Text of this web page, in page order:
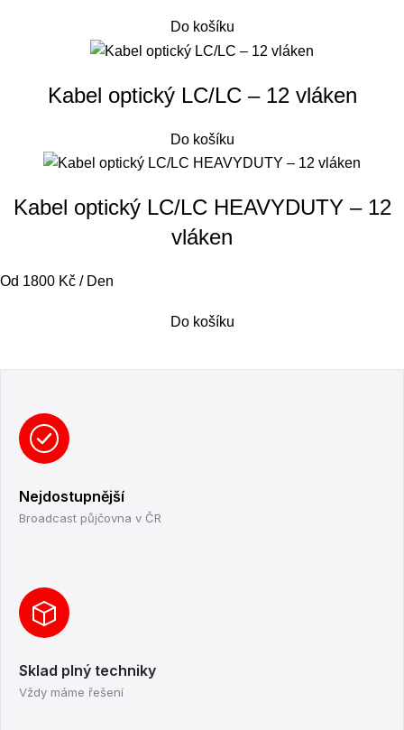
Do košíku
Kabel optický LC/LC – 12 vláken
Do košíku
Kabel optický LC/LC HEAVYDUTY – 12
vláken
Od 1800 Kč / Den
Do košíku
Nejdostupnější
Broadcast půjčovna v ČR
Sklad plný techniky
Vždy máme řešení